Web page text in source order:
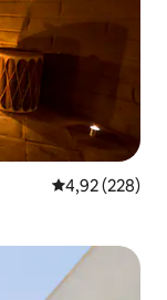
Gemiddelde
4,92 (228)